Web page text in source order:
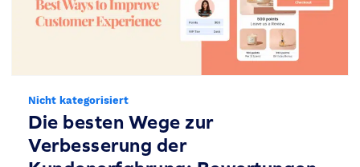
Nicht kategorisiert
Die besten Wege zur
Verbesserung der